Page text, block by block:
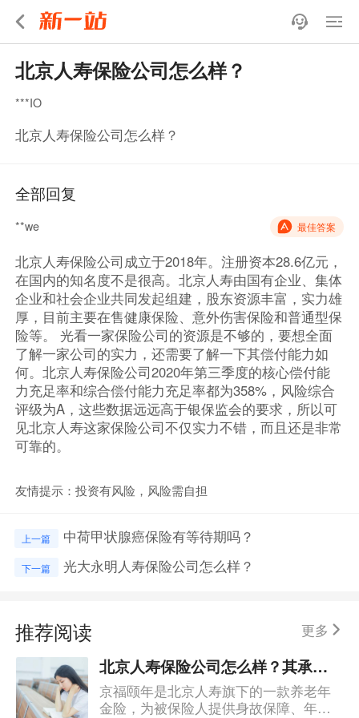
北京人寿保险公司怎么样？
***IO
北京人寿保险公司怎么样？
全部回复
**we 最佳答案
北京人寿保险公司成立于2018年。注册资本28.6亿元，
在国内的知名度不是很高。北京人寿由国有企业、集体
企业和社会企业共同发起组建，股东资源丰富，实力雄
厚，目前主要在售健康保险、意外伤害保险和普通型保
险等。 光看一家保险公司的资源是不够的，要想全面
了解一家公司的实力，还需要了解一下其偿付能力如
何。北京人寿保险公司2020年第三季度的核心偿付能
力充足率和综合偿付能力充足率都为358%，风险综合
评级为A，这些数据远远高于银保监会的要求，所以可
见北京人寿这家保险公司不仅实力不错，而且还是非常
可靠的。
友情提示：投资有风险，风险需自担
上一篇 中荷甲状腺癌保险有等待期吗？
下一篇 光大永明人寿保险公司怎么样？
推荐阅读 更多
北京人寿保险公司怎么样？其承保的京福颐年优缺点有哪些？
京福颐年是北京人寿旗下的一款养老年
金险，为被保险人提供身故保障、年金